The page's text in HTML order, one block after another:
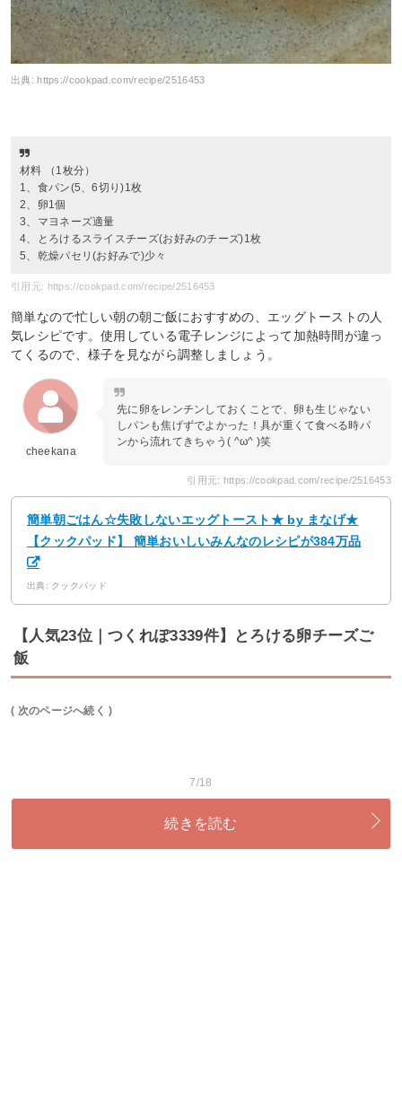
出典: https://cookpad.com/recipe/2516453
材料 （1枚分）
1、食パン(5、6切り)1枚
2、卵1個
3、マヨネーズ適量
4、とろけるスライスチーズ(お好みのチーズ)1枚
5、乾燥パセリ(お好みで)少々
引用元: https://cookpad.com/recipe/2516453
簡単なので忙しい朝の朝ご飯におすすめの、エッグトーストの人
気レシピです。使用している電子レンジによって加熱時間が違っ
てくるので、様子を見ながら調整しましょう。
cheekana
先に卵をレンチンしておくことで、卵も生じゃない
しパンも焦げずでよかった！具が重くて食べる時パ
ンから流れてきちゃう( ^ω^ )笑
引用元: https://cookpad.com/recipe/2516453
簡単朝ごはん☆失敗しないエッグトースト★ by まなげ★
【クックパッド】 簡単おいしいみんなのレシピが384万品
出典: クックパッド
【人気23位｜つくれぽ3339件】とろける卵チーズご
飯
( 次のページへ続く )
7/18
続きを読む